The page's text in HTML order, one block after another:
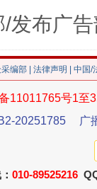
谢
发布广
编部 法律声明 | 中国
11011765号1至
20251785
广
010-89525216